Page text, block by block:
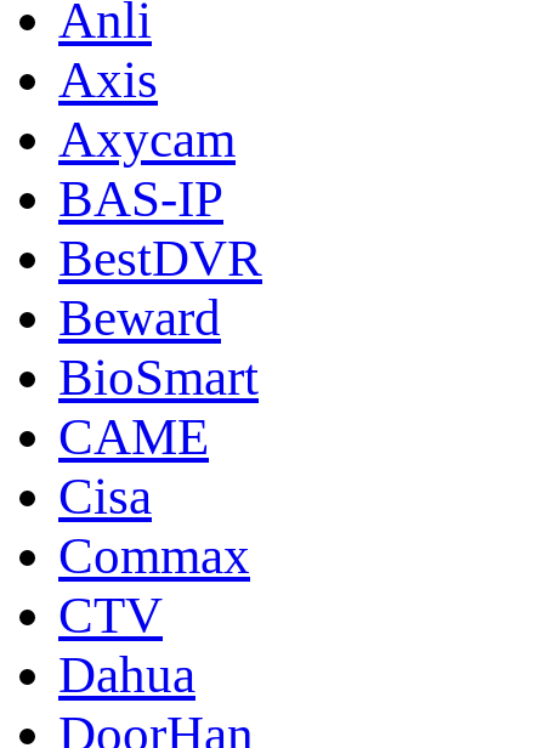
Anli
Axis
Axycam
BAS-IP
BestDVR
Beward
BioSmart
CAME
Cisa
Commax
CTV
Dahua
DoorНan